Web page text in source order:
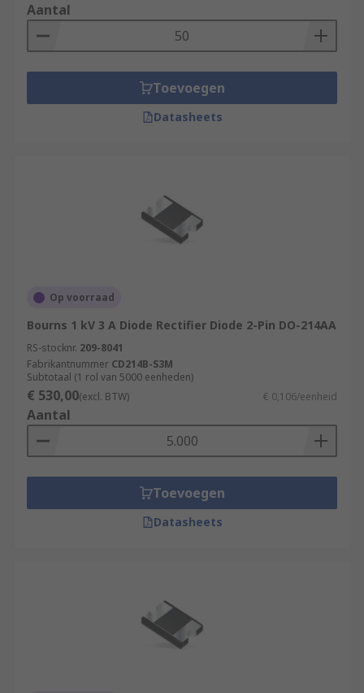
Aantal
Toevoegen
Datasheets
Op voorraad
Bourns 1 kV 3 A Diode Rectifier Diode 2-Pin DO-214AA
RS-stocknr. 209-8041
Fabrikantnummer CD214B-S3M
Subtotaal (1 rol van 5000 eenheden)
€ 530,00(excl. BTW) € 0,106/eenheid
Aantal
Toevoegen
Datasheets